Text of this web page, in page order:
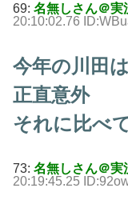
69: 名無しさん＠実
20:10:02.76
今年の川田
正直意外
それに比べ
73: 名無しさん＠実
20:19:45.25